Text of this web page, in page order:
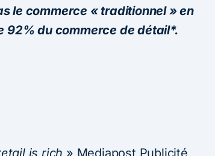
le commerce « traditionnel » en
92% du commerce de détail*.